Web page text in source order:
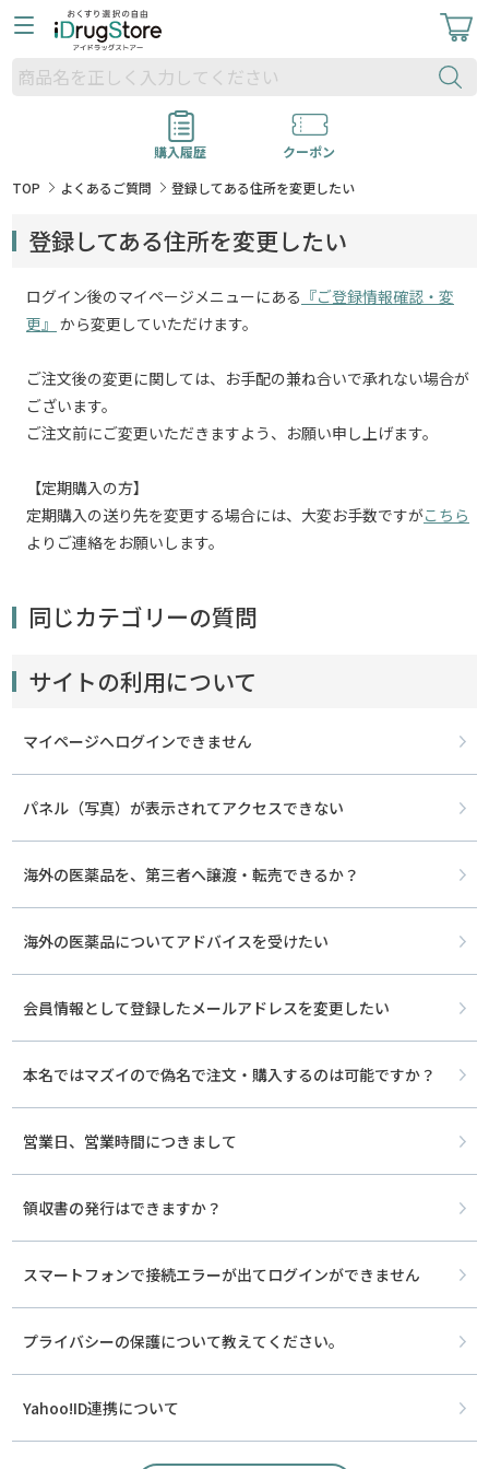
購入履歴
クーポン
TOP
よくあるご質問 登録してある住所を変更したい
登録してある住所を変更したい
ログイン後のマイページメニューにある 『ご登録情報確認・変
更』 から変更していただけます。
ご注文後の変更に関しては、お手配の兼ね合いで承れない場合が
ございます。
ご注文前にご変更いただきますよう、お願い申し上げます。
【定期購入の方】
定期購入の送り先を変更する場合には、大変お手数ですがこちら
よりご連絡をお願いします。
同じカテゴリーの質問
サイトの利用について
マイページへログインできません
パネル（写真）が表示されてアクセスできない
海外の医薬品を、第三者へ譲渡・転売できるか？
海外の医薬品についてアドバイスを受けたい
会員情報として登録したメールアドレスを変更したい
本名ではマズイので偽名で注文・購入するのは可能ですか？
営業日、営業時間につきまして
領収書の発行はできますか？
スマートフォンで接続エラーが出てログインができません
プライバシーの保護について教えてください。
Yahoo!ID連携について